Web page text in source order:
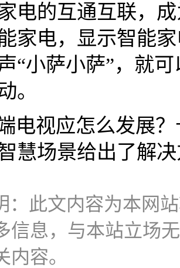
电的互通互联，
家电，显示智能
“小萨小萨”，就
。
视应怎么发展？
慧场景给出了解
：此文内容为本网
信息，与本站立场
容。